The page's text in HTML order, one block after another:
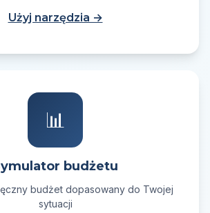
Użyj narzędzia →
📊
budżetu
budżet dopasowany do Twojej
sytuacji